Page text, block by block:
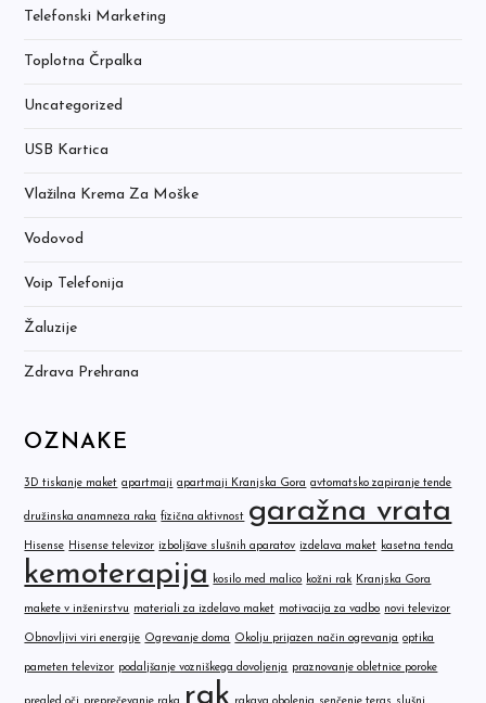
Telefonski Marketing
Toplotna Črpalka
Uncategorized
USB Kartica
Vlažilna Krema Za Moške
Vodovod
Voip Telefonija
Žaluzije
Zdrava Prehrana
OZNAKE
3D tiskanje maket apartmaji apartmaji Kranjska Gora avtomatsko zapiranje tende
družinska anamneza raka fizična aktivnost garažna vrata
Hisense Hisense televizor izboljšave slušnih aparatov izdelava maket kasetna tenda
kemoterapija kosilo med malico kožni rak Kranjska Gora
makete v inženirstvu materiali za izdelavo maket motivacija za vadbo novi televizor
Obnovljivi viri energije Ogrevanje doma Okolju prijazen način ogrevanja optika
pameten televizor podaljšanje vozniškega dovoljenja praznovanje obletnice poroke
rak